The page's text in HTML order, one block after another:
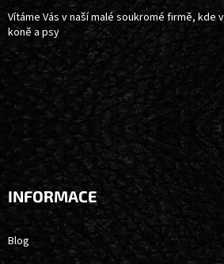
Vítáme Vás v naší malé soukromé firmě, kde
koně a psy
INFORMACE
Blog